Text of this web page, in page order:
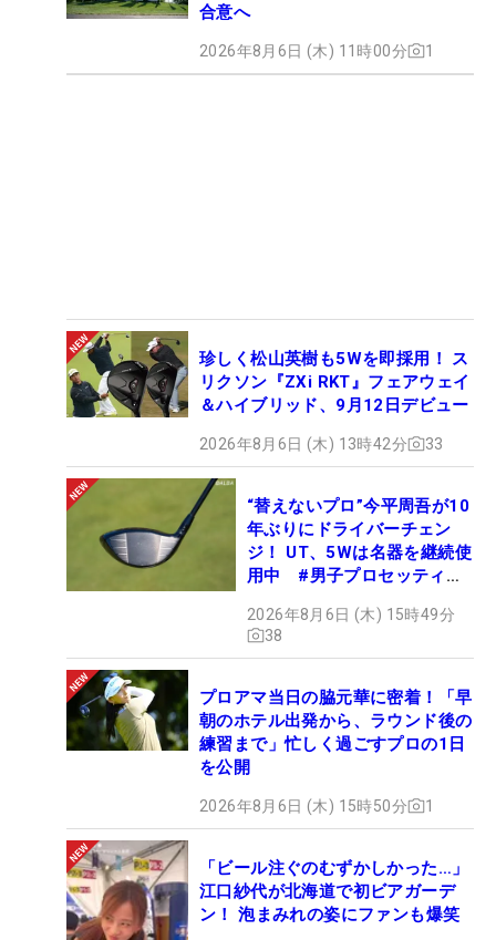
合意へ
2026年8月6日 (木) 11時00分 1
珍しく松山英樹も5Wを即採用！ ス
リクソン『ZXi RKT』フェアウェイ
＆ハイブリッド、9月12日デビュー
2026年8月6日 (木) 13時42分 33
“替えないプロ”今平周吾が10
年ぶりにドライバーチェン
ジ！ UT、5Wは名器を継続使
用中 #男子プロセッティン
2026年8月6日 (木) 15時49分
38
プロアマ当日の脇元華に密着！「早
朝のホテル出発から、ラウンド後の
練習まで」忙しく過ごすプロの1日
を公開
2026年8月6日 (木) 15時50分 1
「ビール注ぐのむずかしかった…」
江口紗代が北海道で初ビアガーデ
ン！ 泡まみれの姿にファンも爆笑